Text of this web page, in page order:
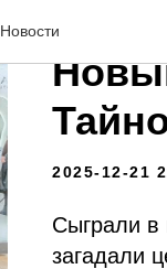
Новости
2025-12-21
Сыграли в
загадали